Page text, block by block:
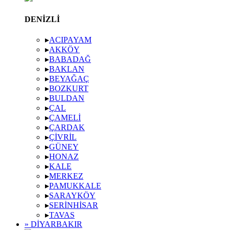
DENIZLI
▸ACIPAYAM
▸AKKÖY
▸BABADAĞ
▸BAKLAN
▸BEYAĞAÇ
▸BOZKURT
▸BULDAN
▸ÇAL
▸ÇAMELI
▸ÇARDAK
▸ÇIVRIL
▸GÜNEY
▸HONAZ
▸KALE
▸MERKEZ
▸PAMUKKALE
▸SARAYKÖY
▸SERINHISAR
▸TAVAS
» DIYARBAKIR